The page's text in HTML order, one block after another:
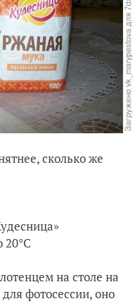
сколько же
20°С
на столе на
фотосессии, оно